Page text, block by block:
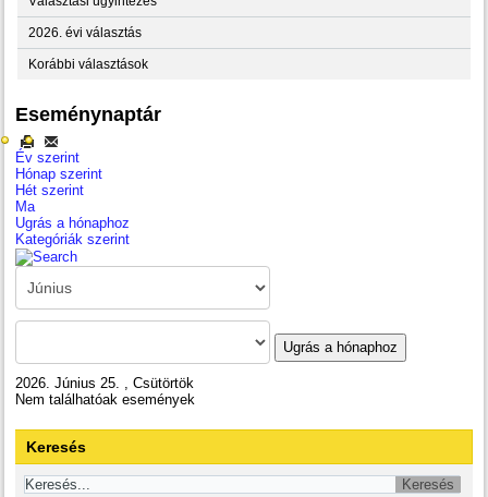
2026. évi választás
Korábbi választások
Eseménynaptár
Év szerint
Hónap szerint
Hét szerint
Ma
Ugrás a hónaphoz
Kategóriák szerint
Ugrás a hónaphoz
2026. Június 25. , Csütörtök
Nem találhatóak események
Keresés